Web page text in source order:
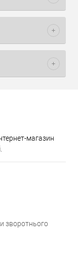
магазин
зворотнього